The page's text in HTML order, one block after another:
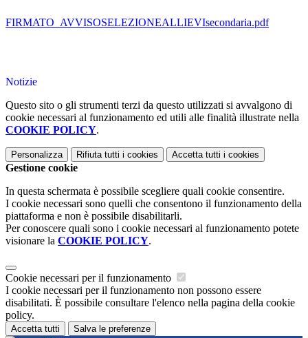
FIRMATO_AVVISOSELEZIONEALLIEVIsecondaria.pdf
Notizie
Questo sito o gli strumenti terzi da questo utilizzati si avvalgono di
cookie necessari al funzionamento ed utili alle finalità illustrate nella
COOKIE POLICY.
Personalizza Rifiuta tutti i cookies Accetta tutti i cookies
Gestione cookie
In questa schermata è possibile scegliere quali cookie consentire.
I cookie necessari sono quelli che consentono il funzionamento della
piattaforma e non è possibile disabilitarli.
Per conoscere quali sono i cookie necessari al funzionamento potete
visionare la COOKIE POLICY.
Cookie necessari per il funzionamento
I cookie necessari per il funzionamento non possono essere
disabilitati. È possibile consultare l'elenco nella pagina della cookie
policy.
Accetta tutti Salva le preferenze